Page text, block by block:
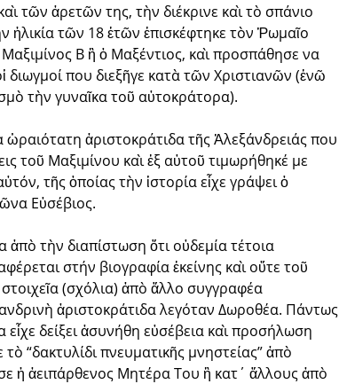
τῶν ἀρετῶν της, τὴν διέκρινε καὶ τὸ σπάνιο
ἡλικία τῶν 18 ἐτῶν ἐπισκέφτηκε τὸν Ῥωμαῖο
Β ἢ ὁ Μαξέντιος, καὶ προσπάθησε να
διωγμοί που διεξῆγε κατὰ τῶν Χριστιανῶν (ἐνῶ
τὴν γυναῖκα τοῦ αὐτοκράτορα).
ἀριστοκράτιδα τῆς Ἀλεξάνδρειάς που
τοῦ Μαξιμίνου καὶ ἐξ αὐτοῦ τιμωρήθηκέ με
τῆς ὁποίας τὴν ἱστορία εἶχε γράψει ὁ
Εὐσέβιος.
τὴν διαπίστωση ὅτι οὐδεμία τέτοια
στήν βιογραφία ἐκείνης καὶ οὔτε τοῦ
(σχόλια) ἀπὸ ἄλλο συγγραφέα
ἀριστοκράτιδα λεγόταν Δωροθέα. Πάντως
εἶχε δείξει ἀσυνήθη εὐσέβεια καὶ προσήλωση
“δακτυλίδι πνευματικῆς μνηστείας” ἀπὸ
ἡ ἀειπάρθενος Μητέρα Του ἢ κατ΄ ἄλλους ἀπὸ